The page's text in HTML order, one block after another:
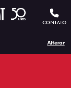
CONTATO
Alterar